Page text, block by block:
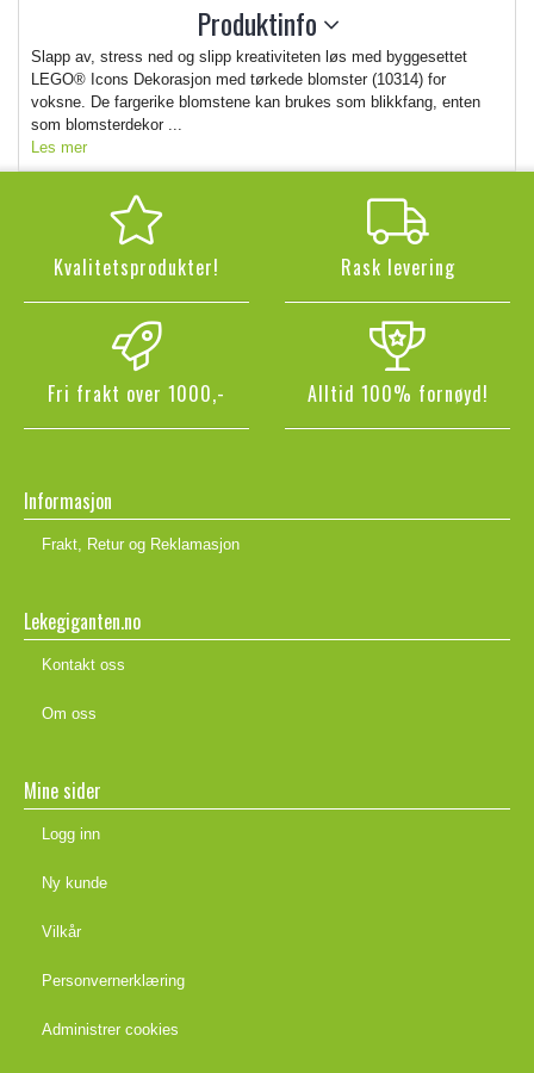
Produktinfo
Slapp av, stress ned og slipp kreativiteten løs med byggesettet
LEGO® Icons Dekorasjon med tørkede blomster (10314) for
voksne. De fargerike blomstene kan brukes som blikkfang, enten
som blomsterdekor ...
Les mer
Kvalitetsprodukter! Rask levering
Fri frakt over 1000,- Alltid 100% fornøyd!
Informasjon
Frakt, Retur og Reklamasjon
Lekegiganten.no
Kontakt oss
Om oss
Mine sider
Logg inn
Ny kunde
Vilkår
Personvernerklæring
Administrer cookies